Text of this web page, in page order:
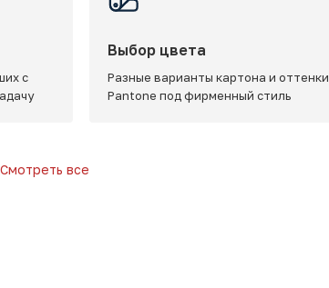
с
Выбор цвета
Разные варианты картона и оттенки
Pantone под фирменный стиль
Смотреть все